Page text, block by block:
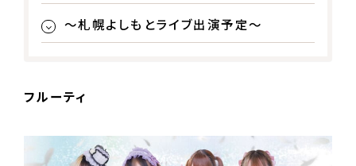
～札幌よしもとライブ出演予定～
フルーティ